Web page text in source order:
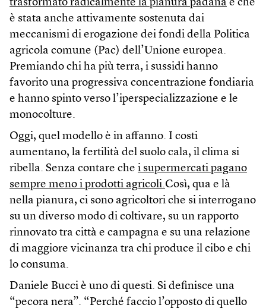
trasformato radicalmente la pianura padana e che
è stata anche attivamente sostenuta dai
meccanismi di erogazione dei fondi della Politica
agricola comune (Pac) dell’Unione europea.
Premiando chi ha più terra, i sussidi hanno
favorito una progressiva concentrazione fondiaria
e hanno spinto verso l’iperspecializzazione e le
monocolture.
Oggi, quel modello è in affanno. I costi
aumentano, la fertilità del suolo cala, il clima si
ribella. Senza contare che i supermercati pagano
sempre meno i prodotti agricoli.Così, qua e là
nella pianura, ci sono agricoltori che si interrogano
su un diverso modo di coltivare, su un rapporto
rinnovato tra città e campagna e su una relazione
di maggiore vicinanza tra chi produce il cibo e chi
lo consuma.
Daniele Bucci è uno di questi. Si definisce una
“pecora nera”. “Perché faccio l’opposto di quello